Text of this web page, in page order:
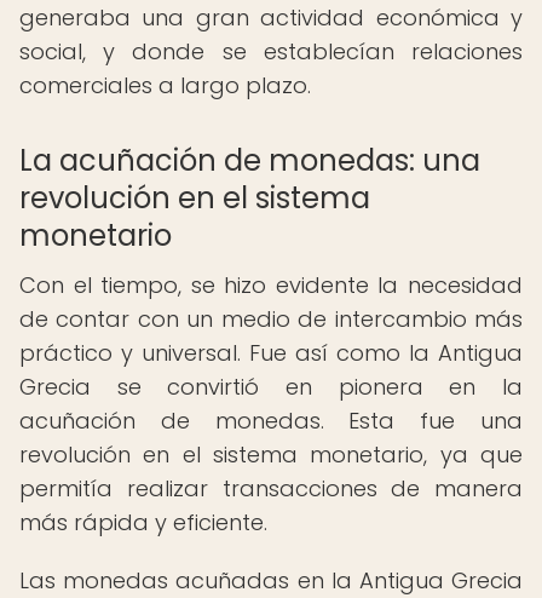
generaba una gran actividad económica y
social, y donde se establecían relaciones
comerciales a largo plazo.
La acuñación de monedas: una
revolución en el sistema
monetario
Con el tiempo, se hizo evidente la necesidad
de contar con un medio de intercambio más
práctico y universal. Fue así como la Antigua
Grecia se convirtió en pionera en la
acuñación de monedas. Esta fue una
revolución en el sistema monetario, ya que
permitía realizar transacciones de manera
más rápida y eficiente.
Las monedas acuñadas en la Antigua Grecia